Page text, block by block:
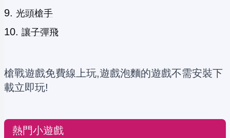
光頭槍手
讓子彈飛
槍戰遊戲免費線上玩,遊戲泡麵的遊戲不需安裝下
載立即玩!
熱門小遊戲